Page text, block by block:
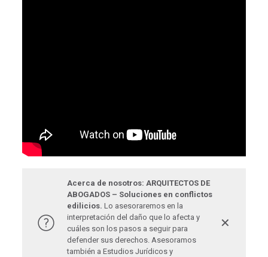
Acerca de nosotros: ARQUITECTOS DE
ABOGADOS – Soluciones en conflictos
edilicios. Lo asesoraremos en la
interpretación del daño que lo afecta y
cuáles son los pasos a seguir para
defender sus derechos. Asesoramos
también a Estudios Jurídicos y
✕